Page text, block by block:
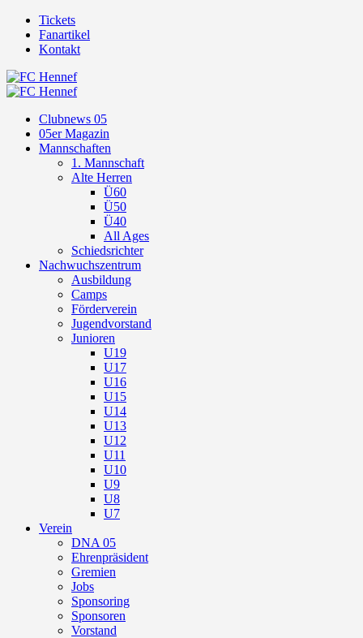
Tickets
Fanartikel
Kontakt
Clubnews 05
05er Magazin
Mannschaften
1. Mannschaft
Alte Herren
Ü60
Ü50
Ü40
All Ages
Schiedsrichter
Nachwuchszentrum
Ausbildung
Camps
Förderverein
Jugendvorstand
Junioren
U19
U17
U16
U15
U14
U13
U12
U11
U10
U9
U8
U7
Verein
DNA 05
Ehrenpräsident
Gremien
Jobs
Sponsoring
Sponsoren
Vorstand